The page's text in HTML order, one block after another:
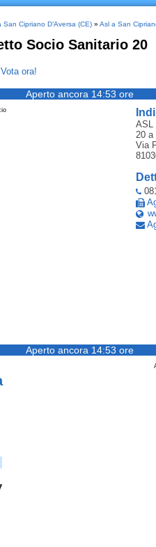
Cipriano D’Aversa (CE)» Asl a San
Socio Sanitario 20
Vota ora!
Aperto ancora 14:53 ore
ASL
20a
Via
Aperto ancora 14:53 ore